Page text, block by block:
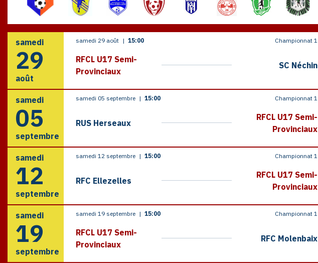
samedi
29
août
samedi 29 août | 15:00 Championnat 1
SC Néchin
RFCL U17 Semi-
Provinciaux
samedi
05
septembre
samedi 05 septembre | 15:00 Championnat 1
RUS Herseaux
RFCL U17 Semi-
Provinciaux
samedi
12
septembre
samedi 12 septembre | 15:00 Championnat 1
RFC Ellezelles
RFCL U17 Semi-
Provinciaux
samedi
19
septembre
samedi 19 septembre | 15:00 Championnat 1
RFC Molenbaix
RFCL U17 Semi-
Provinciaux